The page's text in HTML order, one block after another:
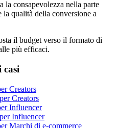
la consapevolezza nella parte
la qualità della conversione a
il budget verso il formato di
più efficaci.
casi
Creators
Creators
Influencer
Influencer
Marchi di e-commerce